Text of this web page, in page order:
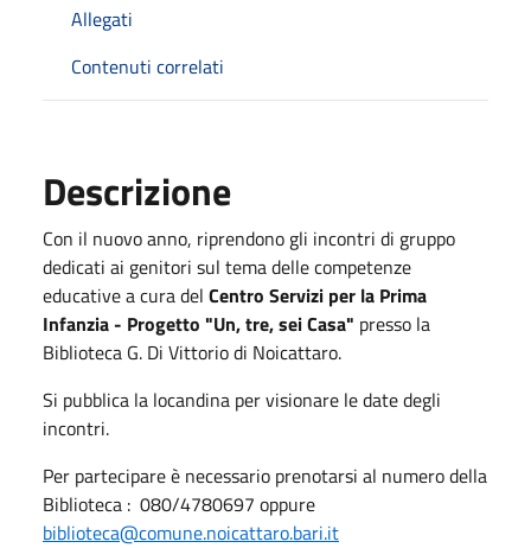
Allegati
Contenuti correlati
Descrizione
Con il nuovo anno, riprendono gli incontri di gruppo
dedicati ai genitori sul tema delle competenze
educative a cura del Centro Servizi per la Prima
Infanzia - Progetto "Un, tre, sei Casa" presso la
Biblioteca G. Di Vittorio di Noicattaro.
Si pubblica la locandina per visionare le date degli
incontri.
Per partecipare è necessario prenotarsi al numero della
Biblioteca : 080/4780697 oppure
biblioteca@comune.noicattaro.bari.it